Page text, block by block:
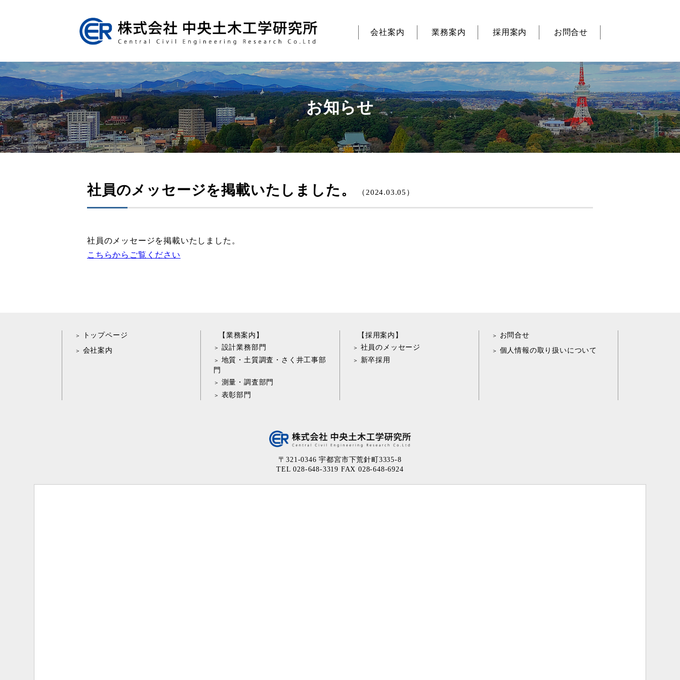
会社案内 業務案内 採用案内 お問合せ
お知らせ
社員のメッセージを掲載いたしました。 （2024.03.05）
社員のメッセージを掲載いたしました。
こちらからご覧ください
トップページ
会社案内
【業務案内】
設計業務部門
地質・土質調査・さく井工事部
門
測量・調査部門
表彰部門
【採用案内】
社員のメッセージ
新卒採用
お問合せ
個人情報の取り扱いについて
〒321-0346 宇都宮市下荒針町3335-8
TEL 028-648-3319 FAX 028-648-6924